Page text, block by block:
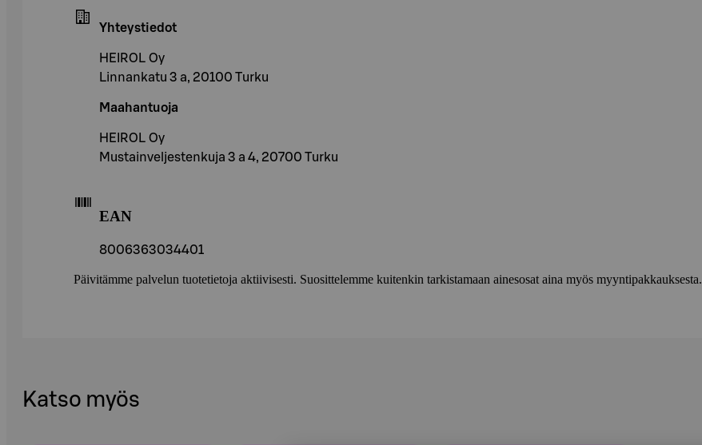
Yhteystiedot
HEIROL Oy
Linnankatu 3 a, 20100 Turku
Maahantuoja
HEIROL Oy
Mustainveljestenkuja 3 a 4, 20700 Turku
EAN
8006363034401
Päivitämme palvelun tuotetietoja aktiivisesti. Suosittelemme kuitenkin tarkistamaan ainesosat aina myös myyntipakkauksesta.
Katso myös